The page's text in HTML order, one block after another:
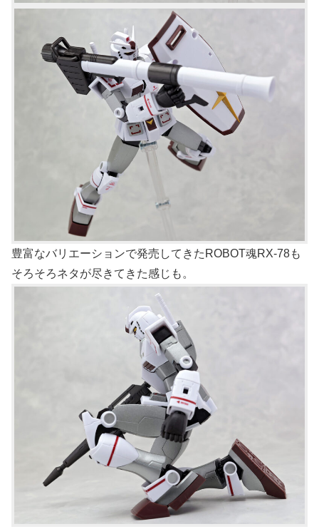
豊富なバリエーションで発売してきたROBOT魂RX-78も
そろそろネタが尽きてきた感じも。